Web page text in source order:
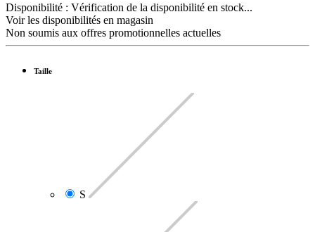
Disponibilité : Vérification de la disponibilité en stock...
Voir les disponibilités en magasin
Non soumis aux offres promotionnelles actuelles
Taille
S